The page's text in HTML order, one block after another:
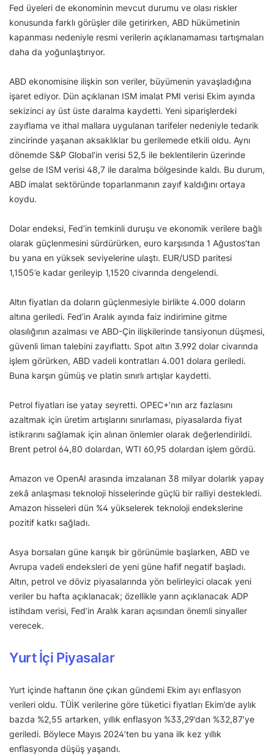
Fed üyeleri de ekonominin mevcut durumu ve olası riskler
konusunda farklı görüşler dile getirirken, ABD hükümetinin
kapanması nedeniyle resmi verilerin açıklanamaması tartışmaları
daha da yoğunlaştırıyor.
ABD ekonomisine ilişkin son veriler, büyümenin yavaşladığına
işaret ediyor. Dün açıklanan ISM imalat PMI verisi Ekim ayında
sekizinci ay üst üste daralma kaydetti. Yeni siparişlerdeki
zayıflama ve ithal mallara uygulanan tarifeler nedeniyle tedarik
zincirinde yaşanan aksaklıklar bu gerilemede etkili oldu. Aynı
dönemde S&P Global’in verisi 52,5 ile beklentilerin üzerinde
gelse de ISM verisi 48,7 ile daralma bölgesinde kaldı. Bu durum,
ABD imalat sektöründe toparlanmanın zayıf kaldığını ortaya
koydu.
Dolar endeksi, Fed’in temkinli duruşu ve ekonomik verilere bağlı
olarak güçlenmesini sürdürürken, euro karşısında 1 Ağustos’tan
bu yana en yüksek seviyelerine ulaştı. EUR/USD paritesi
1,1505’e kadar gerileyip 1,1520 civarında dengelendi.
Altın fiyatları da doların güçlenmesiyle birlikte 4.000 doların
altına geriledi. Fed’in Aralık ayında faiz indirimine gitme
olasılığının azalması ve ABD-Çin ilişkilerinde tansiyonun düşmesi,
güvenli liman talebini zayıflattı. Spot altın 3.992 dolar civarında
işlem görürken, ABD vadeli kontratları 4.001 dolara geriledi.
Buna karşın gümüş ve platin sınırlı artışlar kaydetti.
Petrol fiyatları ise yatay seyretti. OPEC+’nın arz fazlasını
azaltmak için üretim artışlarını sınırlaması, piyasalarda fiyat
istikrarını sağlamak için alınan önlemler olarak değerlendirildi.
Brent petrol 64,80 dolardan, WTI 60,95 dolardan işlem gördü.
Amazon ve OpenAI arasında imzalanan 38 milyar dolarlık yapay
zekâ anlaşması teknoloji hisselerinde güçlü bir ralliyi destekledi.
Amazon hisseleri dün %4 yükselerek teknoloji endekslerine
pozitif katkı sağladı.
Asya borsaları güne karışık bir görünümle başlarken, ABD ve
Avrupa vadeli endeksleri de yeni güne hafif negatif başladı.
Altın, petrol ve döviz piyasalarında yön belirleyici olacak yeni
veriler bu hafta açıklanacak; özellikle yarın açıklanacak ADP
istihdam verisi, Fed’in Aralık kararı açısından önemli sinyaller
verecek.
Yurt İçi Piyasalar
Yurt içinde haftanın öne çıkan gündemi Ekim ayı enflasyon
verileri oldu. TÜİK verilerine göre tüketici fiyatları Ekim’de aylık
bazda %2,55 artarken, yıllık enflasyon %33,29’dan %32,87’ye
geriledi. Böylece Mayıs 2024’ten bu yana ilk kez yıllık
enflasyonda düşüş yaşandı.